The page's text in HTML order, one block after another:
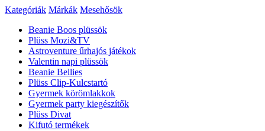
Kategóriák Márkák Mesehősök
Beanie Boos plüssök
Plüss Mozi&TV
Astroventure űrhajós játékok
Valentin napi plüssök
Beanie Bellies
Plüss Clip-Kulcstartó
Gyermek körömlakkok
Gyermek party kiegészítők
Plüss Divat
Kifutó termékek